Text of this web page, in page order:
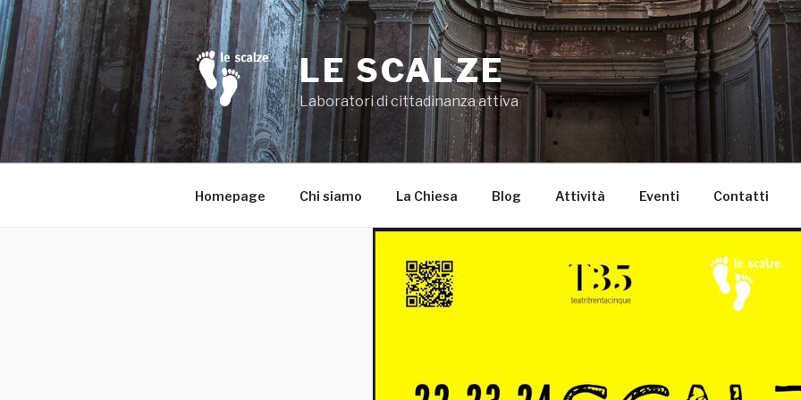
Salta
al
contenuto
LE SCALZE
Laboratori di cittadinanza attiva
Homepage Chi siamo La Chiesa Blog Attività Eventi Contatti